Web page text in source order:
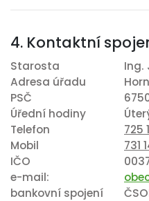
4. Kontaktní
Starosta
Ing.
Adresa úřadu
PSČ
Úřední hodiny
Telefon
725
Mobil
731
IČO
e-mail:
bankovní spojení